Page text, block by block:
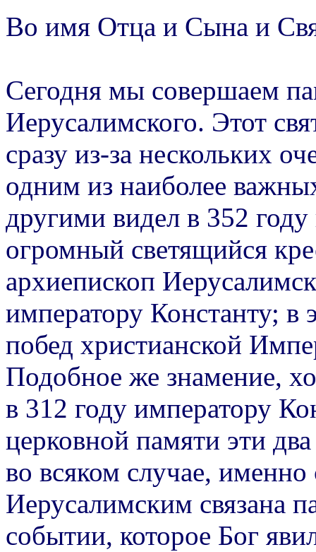
Во имя Отца и Сына и
Сегодня мы совершаем
Иерусалимского. Этот
сразу из-за нескольких
одним из наиболее
другими видел в 352
огромный светящийся
архиепископ
императору Константу; в
побед христианской
Подобное же знамение,
в 312 году императору
церковной памяти эти
во всяком случае,
Иерусалимским связана
событии, которое Бог